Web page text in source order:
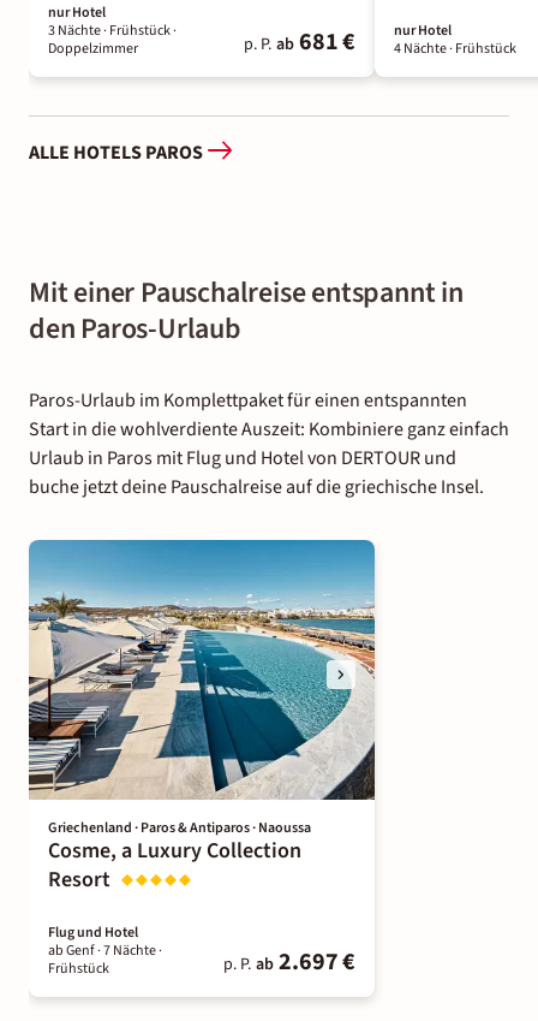
nur Hotel
3 Nächte· Frühstück·
Doppelzimmer
p. P. ab 681 €
nur Hotel
4 Nächte· Frühstück
ALLE HOTELS PAROS
Mit einer Pauschalreise entspannt in
den Paros-Urlaub
Paros-Urlaub im Komplettpaket für einen entspannten
Start in die wohlverdiente Auszeit: Kombiniere ganz einfach
Urlaub in Paros mit Flug und Hotel von DERTOUR und
buche jetzt deine Pauschalreise auf die griechische Insel.
Griechenland · Paros & Antiparos · Naoussa
Cosme, a Luxury Collection
Resort
Flug und Hotel
ab Genf ·7 Nächte·
Frühstück
p. P. ab 2.697 €